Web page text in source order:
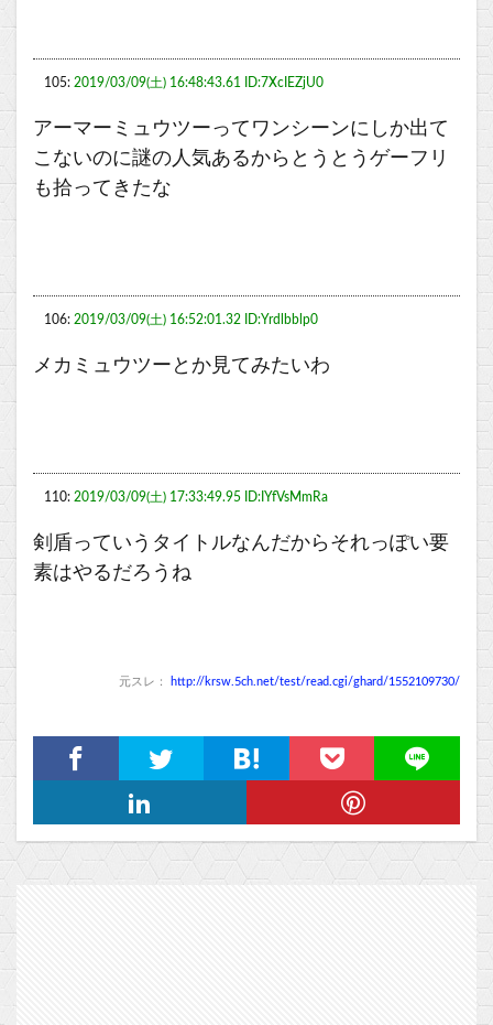
105: 2019/03/09(土) 16:48:43.61 ID:7XcIEZjU0
アーマーミュウツーってワンシーンにしか出て
こないのに謎の人気あるからとうとうゲーフリ
も拾ってきたな
106: 2019/03/09(土) 16:52:01.32 ID:Yrdlbblp0
メカミュウツーとか見てみたいわ
110: 2019/03/09(土) 17:33:49.95 ID:IYfVsMmRa
剣盾っていうタイトルなんだからそれっぽい要
素はやるだろうね
元スレ： http://krsw.5ch.net/test/read.cgi/ghard/1552109730/